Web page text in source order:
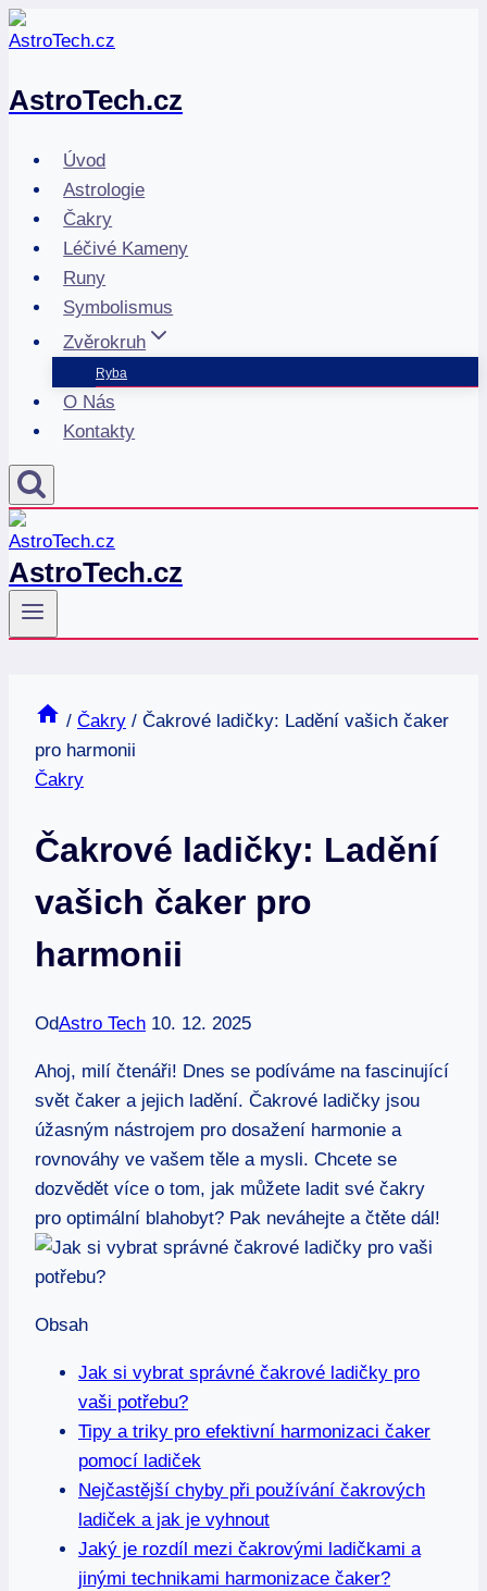
Přeskočit
na
AstroTech.cz
Úvod
Astrologie
Čakry
Léčivé Kameny
Runy
Symbolismus
Zvěrokruh
Ryba
O Nás
Kontakty
AstroTech.cz
/ Čakry / Čakrové ladičky: Ladění vašich čaker
pro harmonii
Čakry
Čakrové ladičky: Ladění
vašich čaker pro
harmonii
OdAstro Tech 10. 12. 2025
Ahoj, milí čtenáři! Dnes se podíváme na fascinující
svět čaker a jejich ladění. Čakrové ladičky jsou
úžasným nástrojem pro dosažení harmonie a
rovnováhy ve vašem těle a mysli. Chcete se
dozvědět více o tom, jak můžete ladit své čakry
pro optimální blahobyt? Pak neváhejte a čtěte dál!
Obsah
Jak si vybrat správné čakrové ladičky pro
vaši potřebu?
Tipy a triky pro efektivní harmonizaci čaker
pomocí ladiček
Nejčastější chyby při používání čakrových
ladiček a jak je vyhnout
Jaký je rozdíl mezi čakrovými ladičkami a
jinými technikami harmonizace čaker?